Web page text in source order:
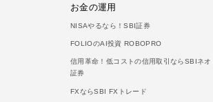
お金の運用
NISAやるなら！SBI証券
FOLIOのAI投資 ROBOPRO
信用革命！低コストの信用取引ならSBIネオ
証券
FXならSBI FXトレード